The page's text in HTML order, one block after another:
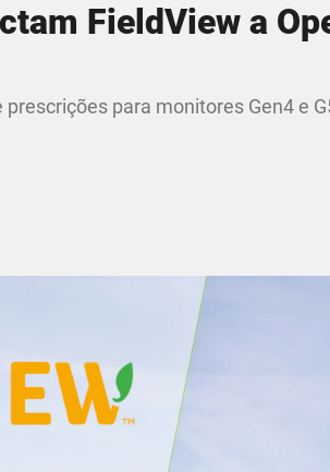
FieldView a
para monitores Gen4 e